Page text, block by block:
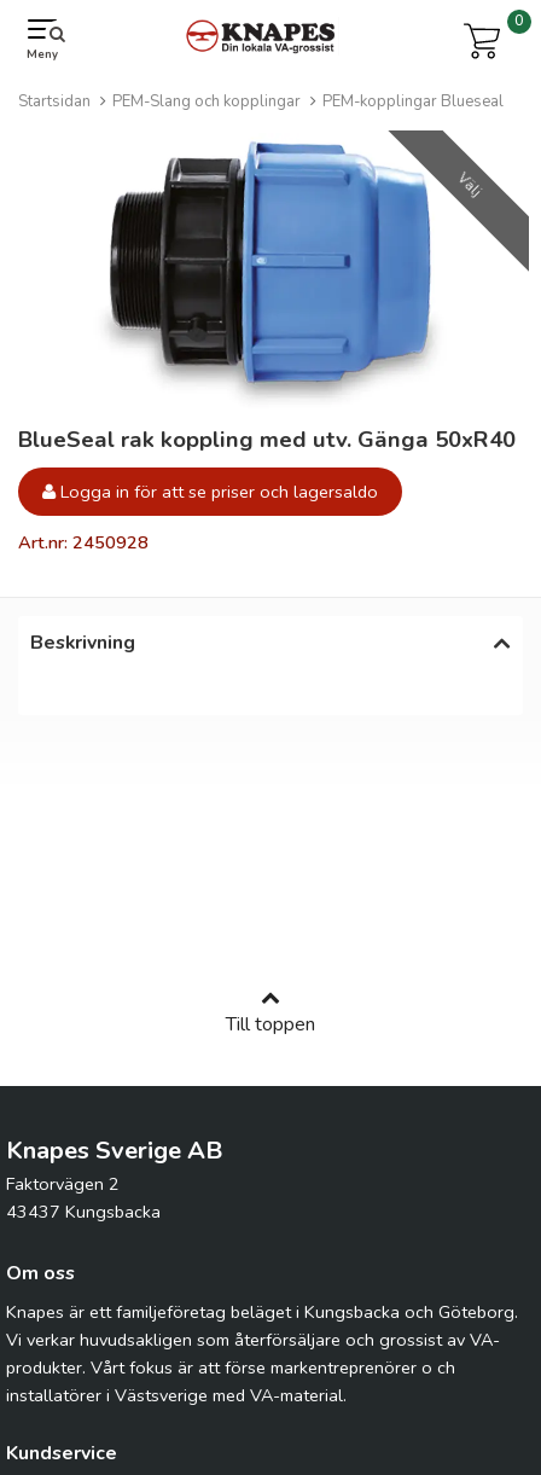
Meny
0
Startsidan PEM-Slang och kopplingar PEM-kopplingar Blueseal
Välj
BlueSeal rak koppling med utv. Gänga 50xR40
Logga in för att se priser och lagersaldo
Art.nr: 2450928
Beskrivning
Till toppen
Knapes Sverige AB
Faktorvägen 2
43437 Kungsbacka
Om oss
Knapes är ett familjeföretag beläget i Kungsbacka och Göteborg.
Vi verkar huvudsakligen som återförsäljare och grossist av VA-
produkter. Vårt fokus är att förse markentreprenörer o ch
installatörer i Västsverige med VA-material.
Kundservice